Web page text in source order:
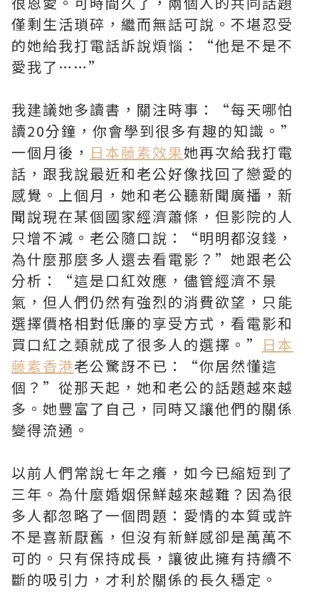
僅剩生活瑣碎，繼而無話可說。不堪忍受
的她給我打電話訴說煩惱：“他是不是不
愛我了……”
我建議她多讀書，關注時事：“每天哪怕
讀20分鐘，你會學到很多有趣的知識。”
一個月後， 日本藤素效果她再次給我打電
話，跟我說最近和老公好像找回了戀愛的
感覺。上個月，她和老公聽新聞廣播，新
聞說現在某個國家經濟蕭條，但影院的人
只增不減。老公隨口說：“明明都沒錢，
為什麼那麼多人還去看電影？”她跟老公
分析：“這是口紅效應，儘管經濟不景
氣，但人們仍然有強烈的消費欲望，只能
選擇價格相對低廉的享受方式，看電影和
買口紅之類就成了很多人的選擇。” 日本
藤素香港老公驚訝不已：“你居然懂這
個？”從那天起，她和老公的話題越來越
多。她豐富了自己，同時又讓他們的關係
變得流通。
以前人們常說七年之癢，如今已縮短到了
三年。為什麼婚姻保鮮越來越難？因為很
多人都忽略了一個問題：愛情的本質或許
不是喜新厭舊，但沒有新鮮感卻是萬萬不
可的。只有保持成長，讓彼此擁有持續不
斷的吸引力，才利於關係的長久穩定。